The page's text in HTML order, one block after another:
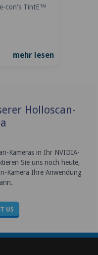
con's TintE™
mehr lesen
Holloscan-
Kameras in Ihr NVIDIA-
Sie uns noch heute,
Kamera Ihre Anwendung